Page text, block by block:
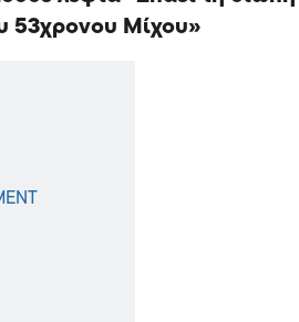
53χρονου Μίχου